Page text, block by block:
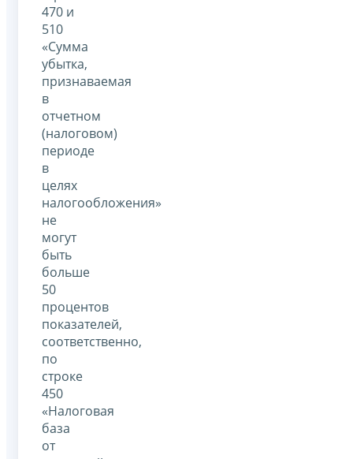
470 и
510
«Сумма
убытка,
признаваемая
в
отчетном
(налоговом)
периоде
в
целях
налогообложения»
не
могут
быть
больше
50
процентов
показателей,
соответственно,
по
строке
450
«Налоговая
база
от